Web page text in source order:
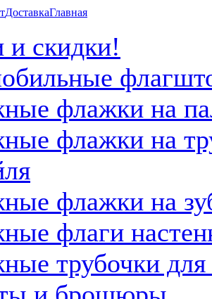
ДоставкаГлавная
скидки!
флажки на
флажки на
флажки на
флаги
трубочки для